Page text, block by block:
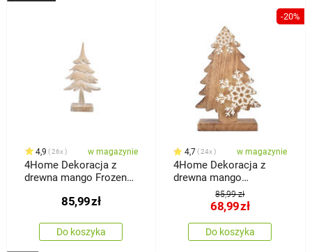
4,9 26x w magazynie
4Home Dekoracja z
drewna mango Frozen
85,99zł
Do koszyka
-20%
4,7 24x w magazynie
4Home Dekoracja z
drewna mango
Snowflake Tree, 33 cm
85,99 zł
68,99zł
Do koszyka